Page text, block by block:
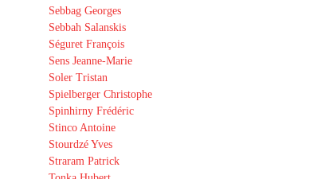
Sebbag Georges
Sebbah Salanskis
Séguret François
Sens Jeanne-Marie
Soler Tristan
Spielberger Christophe
Spinhirny Frédéric
Stinco Antoine
Stourdzé Yves
Straram Patrick